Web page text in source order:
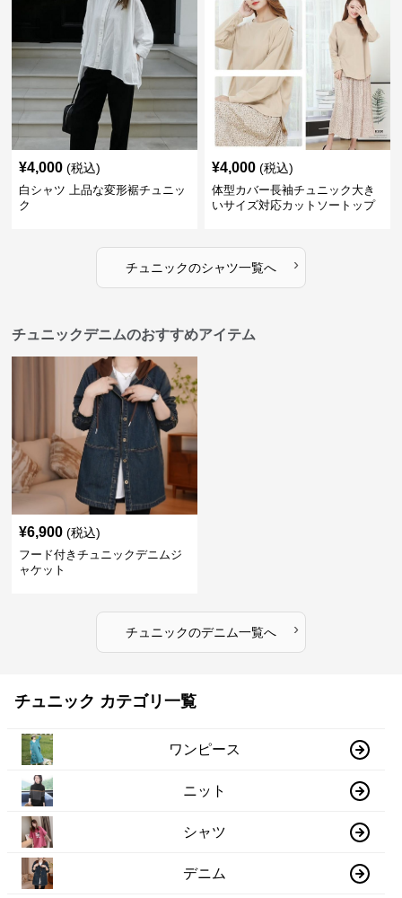
¥4,000 (税込)
白シャツ 上品な変形裾チュニッ
ク
¥4,000 (税込)
体型カバー長袖チュニック大き
いサイズ対応カットソートップ
チュニックのシャツ一覧へ ›
チュニックデニムのおすすめアイテム
¥6,900 (税込)
フード付きチュニックデニムジ
ャケット
チュニックのデニム一覧へ ›
チュニック カテゴリ一覧
ワンピース
ニット
シャツ
デニム